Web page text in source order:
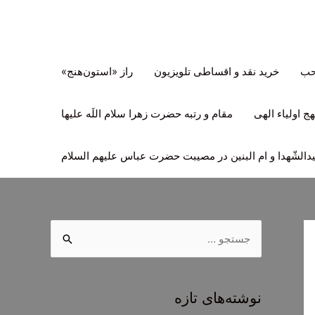
خرید نقد و اقساطی تلویزیون راز «استون‌هنج»
اولیاء الهی مقام و رتبه حضرت زهرا سلام اللَه علیها
و ام البنین در مصیبت حضرت عباس علیهم السلام
جنوشته‌های تازه